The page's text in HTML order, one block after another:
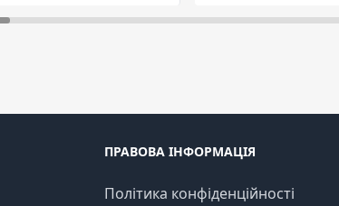
ПРАВОВА ІНФОРМАЦІЯ
Політика конфіденційності